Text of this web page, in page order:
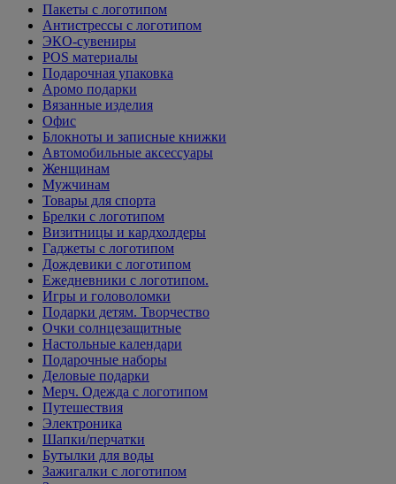
Пакеты с логотипом
Антистрессы с логотипом
ЭКО-сувениры
POS материалы
Подарочная упаковка
Аромо подарки
Вязанные изделия
Офис
Блокноты и записные книжки
Автомобильные аксессуары
Женщинам
Мужчинам
Товары для спорта
Брелки с логотипом
Визитницы и кардхолдеры
Гаджеты с логотипом
Дождевики с логотипом
Ежедневники с логотипом.
Игры и головоломки
Подарки детям. Творчество
Очки солнцезащитные
Настольные календари
Подарочные наборы
Деловые подарки
Мерч. Одежда с логотипом
Путешествия
Электроника
Шапки/перчатки
Бутылки для воды
Зажигалки с логотипом